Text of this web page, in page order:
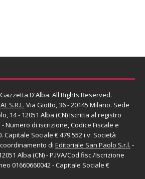
D'Alba. All Rights Reserved.
S.R.L. Via Giotto, 36 - 20145 Milano. Sede
14 - 12051 Alba (CN) Iscritta al registro
Numero di iscrizione, Codice Fiscale e
Capitale Sociale € 479.552 i.v. Società
di Editoriale San Paolo S.r.l. -
Alba (CN) - P.IVA/Cod.fisc./Iscrizione
01660660042 - Capitale Sociale €